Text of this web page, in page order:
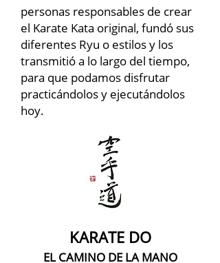
personas responsables de crear
el Karate Kata original, fundó sus
diferentes Ryu o estilos y los
transmitió a lo largo del tiempo,
para que podamos disfrutar
practicándolos y ejecutándolos
hoy.
KARATE DO
EL CAMINO DE LA MANO